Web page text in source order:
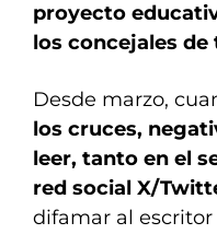
proyecto
los concejales
Desde marzo,
los cruces,
leer, tanto en el
red social X/
difamar al